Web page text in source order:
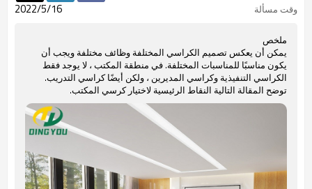
وقت مسألة
2022/5/16
ملخص
يمكن أن يعكس تصميم الكراسي المختلفة وظائف مختلفة ويجب أن
يكون مناسبًا للمناسبات المختلفة. في منطقة المكتب ، لا يوجد فقط
الكراسي التنفيذية وكراسي المديرين ، ولكن أيضًا كراسي التدريب.
توضح المقالة التالية النقاط الرئيسية لاختيار كرسي المكتب.